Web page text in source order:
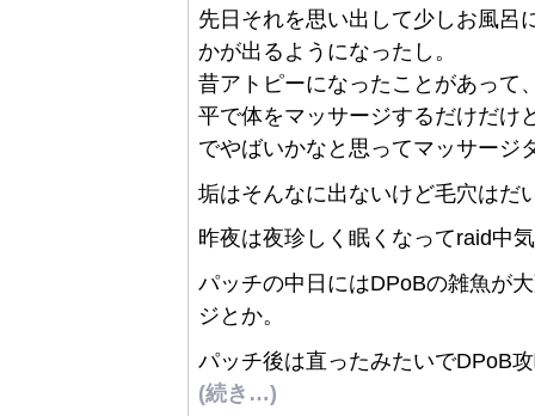
先日それを思い出して少しお風呂
かが出るようになったし。
昔アトピーになったことがあって
平で体をマッサージするだけだけ
でやばいかなと思ってマッサージ
垢はそんなに出ないけど毛穴はだ
昨夜は夜珍しく眠くなってraid中
パッチの中日にはDPoBの雑魚が
ジとか。
パッチ後は直ったみたいでDPoB
(続き…)